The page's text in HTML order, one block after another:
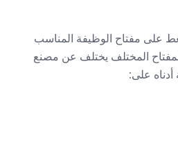
على مفتاح الوظيفة المناسب
المختلف يختلف عن مصنع
على: